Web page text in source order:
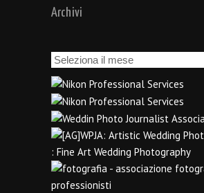
Archivi
Archivi